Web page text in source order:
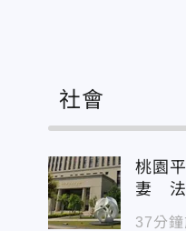
社會
桃園
妻 法
37分鐘